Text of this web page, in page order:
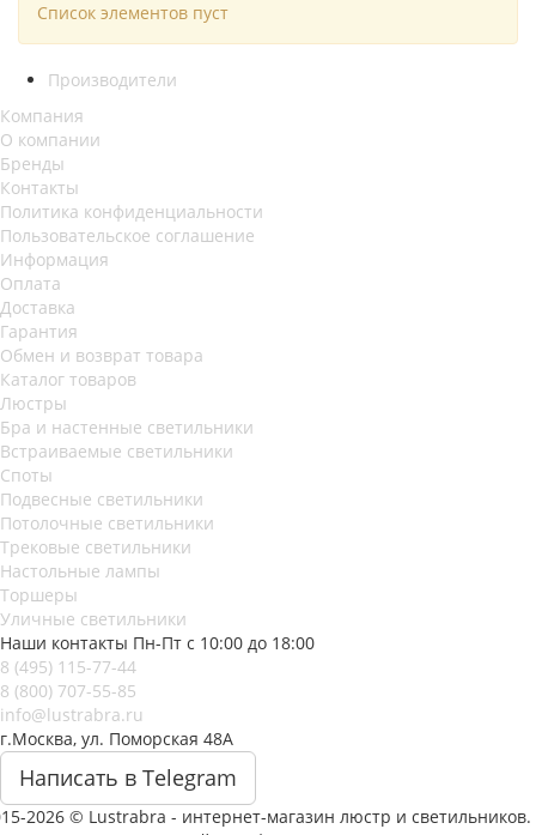
Список элементов пуст
Производители
Компания
О компании
Бренды
Контакты
Политика конфиденциальности
Пользовательское соглашение
Информация
Оплата
Доставка
Гарантия
Обмен и возврат товара
Каталог товаров
Люстры
Бра и настенные светильники
Встраиваемые светильники
Споты
Подвесные светильники
Потолочные светильники
Трековые светильники
Настольные лампы
Торшеры
Уличные светильники
Наши контакты Пн-Пт с 10:00 до 18:00
8 (495) 115-77-44
8 (800) 707-55-85
info@lustrabra.ru
г.Москва, ул. Поморская 48А
Написать в Telegram
2026 © Lustrabra - интернет-магазин люстр и светильников.